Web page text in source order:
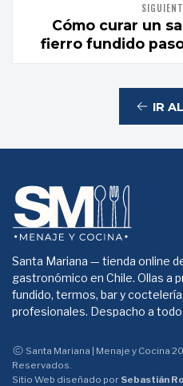
Cómo curar un
fierro fundido
IR
Santa Mariana — tienda online
gastronómico en Chile. Ollas a
fundido, termos, bar y
profesionales. Despacho a
Santa Mariana | Menaje y Cocina
Reservados.
Sitio Web diseñado por Sebastián